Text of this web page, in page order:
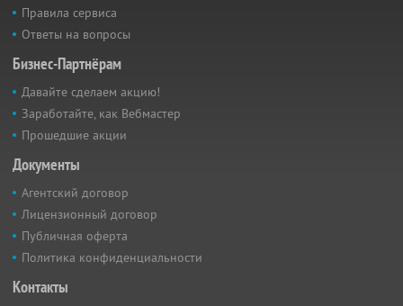
Правила сервиса
Ответы на вопросы
Бизнес-Партнёрам
Давайте сделаем акцию!
Заработайте, как Вебмастер
Прошедшие акции
Документы
Агентский договор
Лицензионный договор
Публичная оферта
Политика конфиденциальности
Контакты